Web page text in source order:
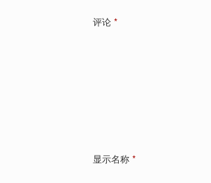
评论 *
显示名称 *